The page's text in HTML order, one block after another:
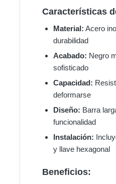
Características
Material: Acero
durabilidad
Acabado: Negro
sofisticado
Capacidad:
deformarse
Diseño: Barra
funcionalidad
Instalación:
y llave hexagonal
Beneficios: